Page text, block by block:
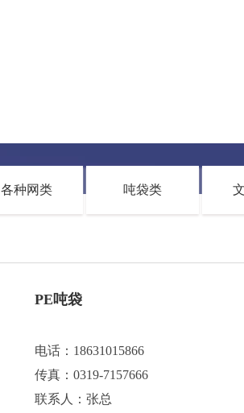
各种网类 吨袋类
PE吨袋
电话：18631015866
传真： 0319-7157666
联系人：张总